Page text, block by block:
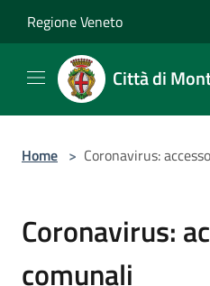
Regione Veneto
Città di
Home > Coronavirus:
Coronavirus:
comunali